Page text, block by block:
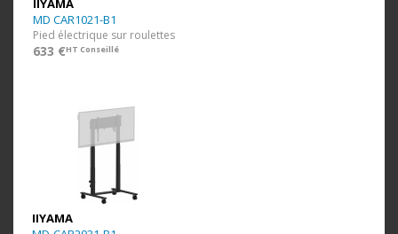
IIYAMA
MD CAR1021-B1
Pied électrique sur roulettes
633 €HT Conseillé
IIYAMA